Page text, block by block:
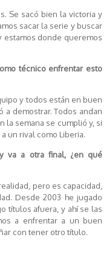
Se sacó bien la victoria y
sacar la serie y buscar
estamos donde queremos
técnico enfrentar esto
y todos están en buen
a demostrar. Todos andan
la semana se cumplió y, si
un rival como Liberia.
va a otra final, ¿en qué
pero es capacidad,
Desde 2003 he jugado
títulos afuera, y ahí se las
a enfrentar a un buen
con tener otro título.